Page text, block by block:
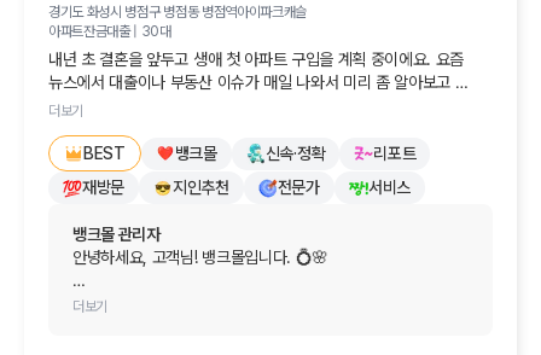
경기도 화성시 병점구 병점동병점역아이파크캐슬
아파트잔금대출 | 30대
내년 초 결혼을 앞두고 생애 첫 아파트 구입을 계획 중이에요. 요즘
뉴스에서 대출이나 부동산 이슈가 매일 나와서 미리 좀 알아보고
싶더라고요.
여기저기 발품을 팔아봤지만, 정작 속 시원하고 도움이 되는 답변을
받지 못해 속상하던 참이었어요. '그냥 나중에 진짜 살 때 알아봐야
하나...' 하고 포기하려다가, 친구 추천으로 반신반의하며 뱅크몰에
당장 대출을 진행하는 게 아니라서 큰 기대를 안 했는데, 담당자분께서
정말 친절하고 알기 쉽게 안내해 주셔서 감동받았어요! '와, 이런 곳이
있었나?' 싶을 정도였답니다.
더보기
BEST 뱅크몰 신속·정확
리포트
재방문
지인추천 전문가 서비스
뱅크몰 관리자
안녕하세요, 고객님! 뱅크몰입니다. 💍🌸
내년 초 결혼과 생애 첫 아파트 마련이라는 인생의 크고 기쁜
더보기